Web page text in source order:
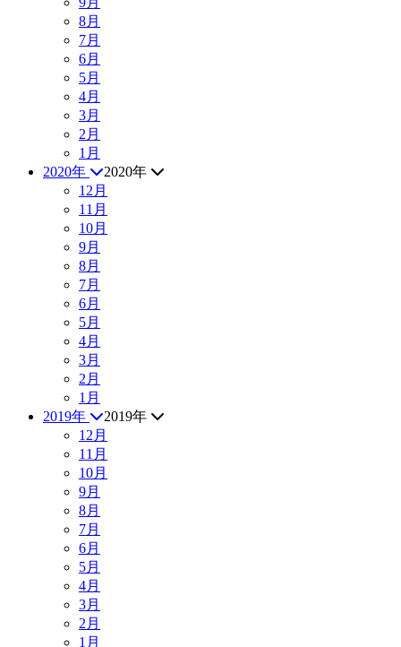
8月
7月
6月
5月
4月
3月
2月
1月
2020年
2020年
12月
11月
10月
9月
8月
7月
6月
5月
4月
3月
2月
1月
2019年
2019年
12月
11月
10月
9月
8月
7月
6月
5月
4月
3月
2月
1月